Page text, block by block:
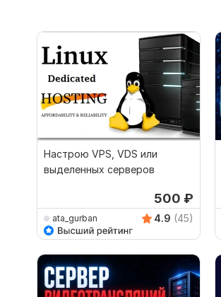
Настрою VPS, VDS или
выделенных серверов
500 ₽
ata_gurban 4.9 (45)